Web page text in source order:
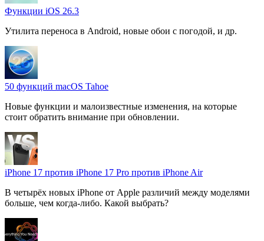
Функции iOS 26.3
Утилита переноса в Android, новые обои с погодой, и др.
50 функций macOS Tahoe
Новые функции и малоизвестные изменения, на которые
стоит обратить внимание при обновлении.
iPhone 17 против iPhone 17 Pro против iPhone Air
В четырёх новых iPhone от Apple различий между моделями
больше, чем когда-либо. Какой выбрать?